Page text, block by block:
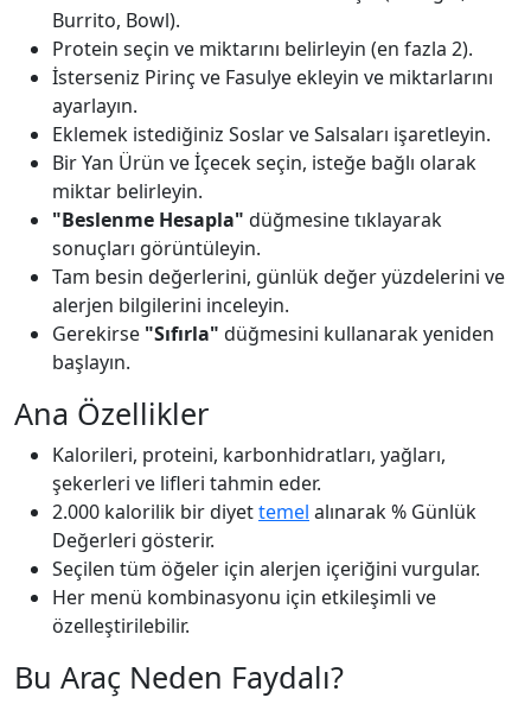
Burrito, Bowl).
Protein seçin ve miktarını belirleyin (en fazla 2).
İsterseniz Pirinç ve Fasulye ekleyin ve miktarlarını
ayarlayın.
Eklemek istediğiniz Soslar ve Salsaları işaretleyin.
Bir Yan Ürün ve İçecek seçin, isteğe bağlı olarak
miktar belirleyin.
"Beslenme Hesapla" düğmesine tıklayarak
sonuçları görüntüleyin.
Tam besin değerlerini, günlük değer yüzdelerini ve
alerjen bilgilerini inceleyin.
Gerekirse "Sıfırla" düğmesini kullanarak yeniden
başlayın.
Ana Özellikler
Kalorileri, proteini, karbonhidratları, yağları,
şekerleri ve lifleri tahmin eder.
2.000 kalorilik bir diyettemel alınarak % Günlük
Değerleri gösterir.
Seçilen tüm öğeler için alerjen içeriğini vurgular.
Her menü kombinasyonu için etkileşimli ve
özelleştirilebilir.
Bu Araç Neden Faydalı?